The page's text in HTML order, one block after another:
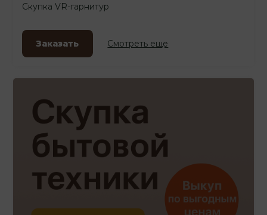
Скупка VR-гарнитур
Заказать Смотреть еще